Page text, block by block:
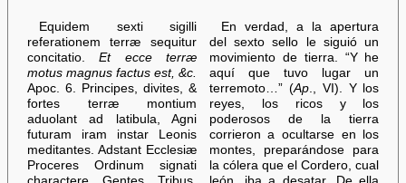
Equidem sexti sigilli
referationem terræ sequitur
concitatio.Et ecce terræ
motus magnus factus est, &c.
Apoc. 6. Principes, divites, &
fortes terræ montium
aduolant ad latibula, Agni
futuram iram instar Leonis
meditantes. Adstant Ecclesiæ
Proceres Ordinum signati
En verdad, a la apertura
del sexto sello le siguió un
movimiento de tierra. “Y he
aquí que tuvo lugar un
terremoto…” (Ap., VI). Y los
reyes, los ricos y los
poderosos de la tierra
corrieron a ocultarse en los
montes, preparándose para
la cólera que el Cordero, cual